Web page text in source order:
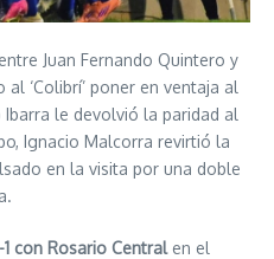
Juan Fernando Quintero y
‘Colibrí’ poner en ventaja al
Ibarra le devolvió la paridad al
Ignacio Malcorra revirtió la
en la visita por una doble
1 con Rosario Central en el